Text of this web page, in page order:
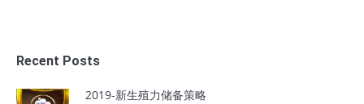
Recent Posts
2019-新生殖力储备策略